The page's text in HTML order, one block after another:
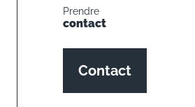
Prendre
contact
Contact